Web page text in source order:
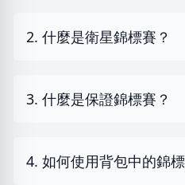
2. 什麼是衛星錦標賽？
3. 什麼是保證錦標賽？
4. 如何使用背包中的錦